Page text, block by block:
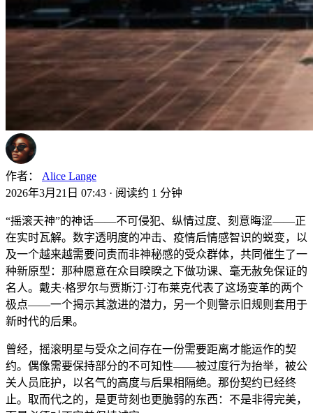
作者：
Alice Lange
2026年3月21日 07:43 · 阅读约 1 分钟
“摇滚天神”的神话——不可侵犯、纵情过度、刻意晦涩——正
在实时瓦解。数字透明度的冲击、疫情后情感智识的蜕变，以
及一个越来越需要问责而非神秘感的受众群体，共同催生了一
种新原型：那种愿意在众目睽睽之下做功课、毫无赦免保证的
名人。戴夫·格罗尔与贾斯汀·汀布莱克代表了这场变革的两个
极点——一个揭示其激进的潜力，另一个则警示旧规则套用于
新时代的后果。
曾经，摇滚明星与受众之间存在一份需要距离才能运作的契
约。偶像需要保持部分的不可知性——被过度行为抬举，被公
关人员庇护，以名气的高度与后果相隔绝。那份契约已经终
止。取而代之的，是更苛刻也更脆弱的东西：不是非得完美，